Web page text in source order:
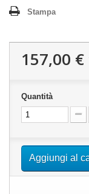
Stampa
157,00 €
Quantità
Aggiungi al